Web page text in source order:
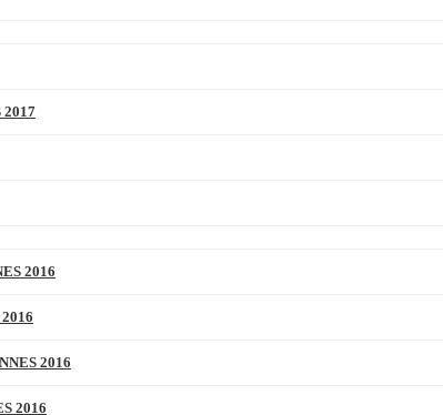
2017
2016
2016
2016